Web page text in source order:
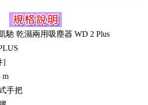
馳 乾濕兩用吸塵器 WD 2 Plus
]
m
手把